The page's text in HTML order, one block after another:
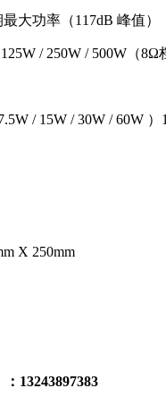
大功率（117dB 峰值）
/ 250W / 500W（8Ω
/ 15W / 30W / 60W ）
X 250mm
13243897383